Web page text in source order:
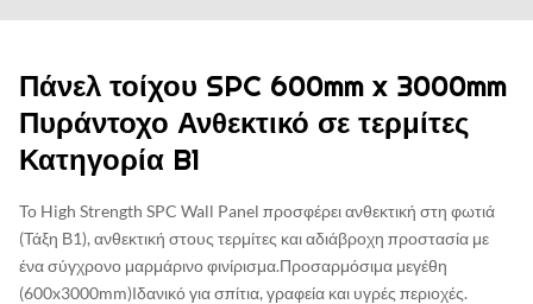
Πάνελ τοίχου SPC 600mm x 3000mm
Πυράντοχο Ανθεκτικό σε τερμίτες
Κατηγορία B1
Το High Strength SPC Wall Panel προσφέρει ανθεκτική στη φωτιά
(Τάξη Β1), ανθεκτική στους τερμίτες και αδιάβροχη προστασία με
ένα σύγχρονο μαρμάρινο φινίρισμα.Προσαρμόσιμα μεγέθη
(600x3000mm)Ιδανικό για σπίτια, γραφεία και υγρές περιοχές.